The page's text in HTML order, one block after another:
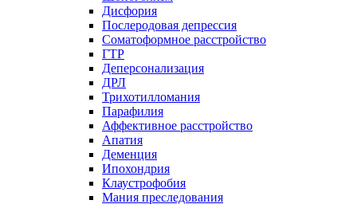
Дисфория
Послеродовая депрессия
Соматоформное расстройство
ГТР
Деперсонализация
ДРЛ
Трихотилломания
Парафилия
Аффективное расстройство
Апатия
Деменция
Ипохондрия
Клаустрофобия
Мания преследования